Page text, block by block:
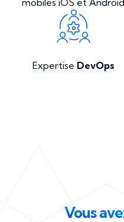
mobiles iOS et Android
Expertise DevOps
Vous